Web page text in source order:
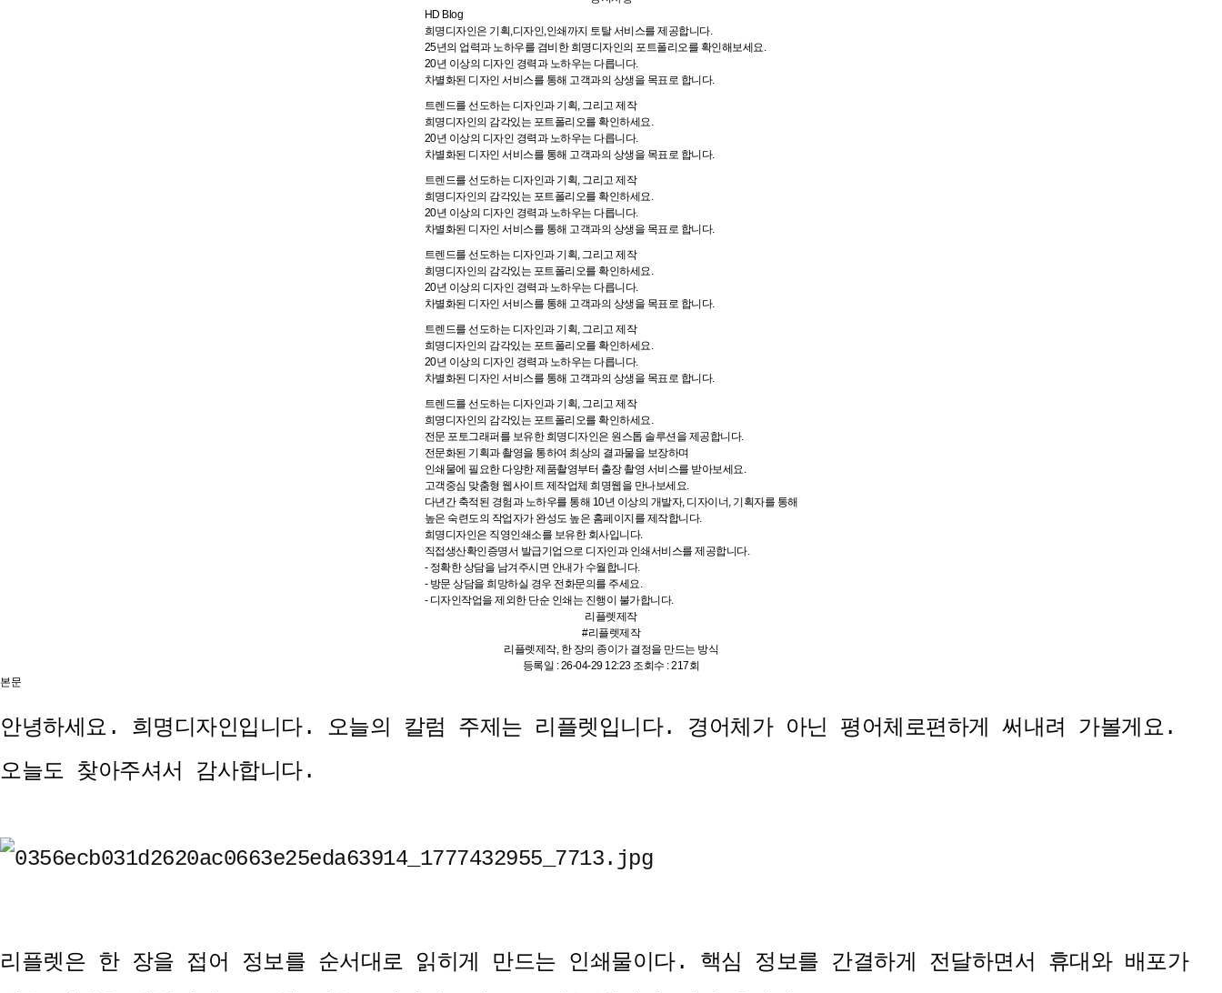
HD Blog
희명디자인은 기획,디자인,인쇄까지 토탈 서비스를 제공합니다.
25년의 업력과 노하우를 겸비한 희명디자인의 포트폴리오를 확인해보세요.
20년 이상의 디자인 경력과 노하우는 다릅니다.
차별화된 디자인 서비스를 통해 고객과의 상생을 목표로 합니다.
트렌드를 선도하는 디자인과 기획, 그리고 제작
희명디자인의 감각있는 포트폴리오를 확인하세요.
20년 이상의 디자인 경력과 노하우는 다릅니다.
차별화된 디자인 서비스를 통해 고객과의 상생을 목표로 합니다.
트렌드를 선도하는 디자인과 기획, 그리고 제작
희명디자인의 감각있는 포트폴리오를 확인하세요.
20년 이상의 디자인 경력과 노하우는 다릅니다.
차별화된 디자인 서비스를 통해 고객과의 상생을 목표로 합니다.
트렌드를 선도하는 디자인과 기획, 그리고 제작
희명디자인의 감각있는 포트폴리오를 확인하세요.
20년 이상의 디자인 경력과 노하우는 다릅니다.
차별화된 디자인 서비스를 통해 고객과의 상생을 목표로 합니다.
트렌드를 선도하는 디자인과 기획, 그리고 제작
희명디자인의 감각있는 포트폴리오를 확인하세요.
20년 이상의 디자인 경력과 노하우는 다릅니다.
차별화된 디자인 서비스를 통해 고객과의 상생을 목표로 합니다.
트렌드를 선도하는 디자인과 기획, 그리고 제작
희명디자인의 감각있는 포트폴리오를 확인하세요.
전문 포토그래퍼를 보유한 희명디자인은 원스톱 솔루션을 제공합니다.
전문화된 기획과 촬영을 통하여 최상의 결과물을 보장하며
인쇄물에 필요한 다양한 제품촬영부터 출장 촬영 서비스를 받아보세요.
고객중심 맞춤형 웹사이트 제작업체 희명웹을 만나보세요.
다년간 축적된 경험과 노하우를 통해 10년 이상의 개발자, 디자이너, 기획자를 통해
높은 숙련도의 작업자가 완성도 높은 홈페이지를 제작합니다.
희명디자인은 직영인쇄소를 보유한 회사입니다.
직접생산확인증명서 발급기업으로 디자인과 인쇄서비스를 제공합니다.
- 정확한 상담을 남겨주시면 안내가 수월합니다.
- 방문 상담을 희망하실 경우 전화문의를 주세요.
- 디자인작업을 제외한 단순 인쇄는 진행이 불가합니다.
리플렛제작
#리플렛제작
리플렛제작, 한 장의 종이가 결정을 만드는 방식
등록일 :26-04-29 12:23 조회수 :217회
본문
안녕하세요. 희명디자인입니다. 오늘의 칼럼 주제는 리플렛입니다. 경어체가 아닌 평어체로편하게 써내려 가볼게요.
오늘도 찾아주셔서 감사합니다.
리플렛은 한 장을 접어 정보를 순서대로 읽히게 만드는 인쇄물이다. 핵심 정보를 간결하게 전달하면서 휴대와 배포가